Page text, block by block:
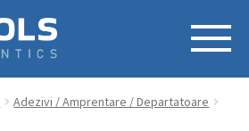
Adezivi / Amprentare / Departatoare